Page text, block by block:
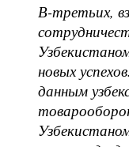
В-третьих,
новых
данным